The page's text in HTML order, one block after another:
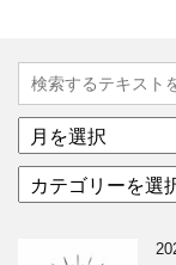
ア
ー
イ
テ